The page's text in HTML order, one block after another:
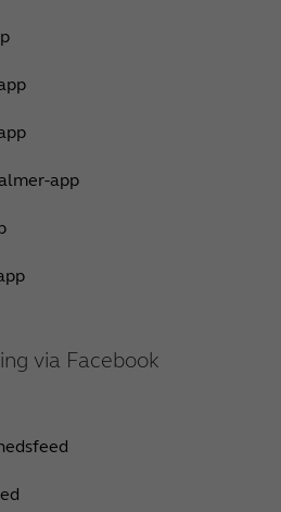
app
via Facebook